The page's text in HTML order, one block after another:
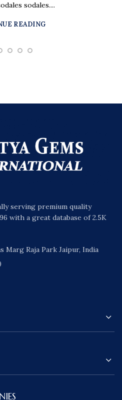
sodales....
READING
serving premium quality
with a great database of 2.5K
Marg Raja Park Jaipur, India